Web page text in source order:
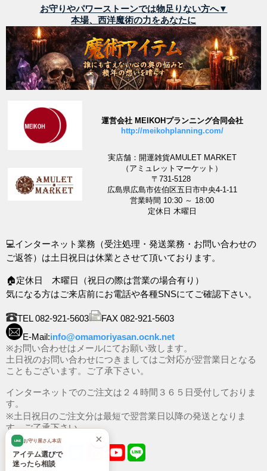
お守りやパワーストーンでは物足りない方へ▼
本場、西洋魔術の力をあなたに
運営会社 MEIKOHプランニング合同会社
http://meikohplanning.com/
実店舗：開運雑貨AMULET MARKET
（アミュレットマーケット）
〒731-5128
広島県広島市佐伯区五日市中央4-1-11
営業時間 10:30 ～ 18:00
定休日 木曜日
💻インターネット業務（受注処理・発送業務・お問い合わせの
ご返答）は土日祝日は休業とさせて頂いております。
🏠定休日 木曜日（祝日の際は営業の場合有り）
気になる方はご来店前にお電話や各種SNSにてご確認下さい。
TEL 082-921-5603
FAX 082-921-5603
E-Mail:info@omamoriyasan.ocnk.net
※お問い合わせはメールにてお願い致します。
土日祝のお問い合わせにつきましてはご対応が翌営業日となる
こともございます。ご了承下さい。
インターネットでのご注文は２４時間３６５日受付しておりま
す。
※土日祝日のご注文分は最短で翌営業日以降の発送となりま
す。ご了承下さい。
×
LINE お守り屋さん本店
アイテム選びで
迷ったら相談